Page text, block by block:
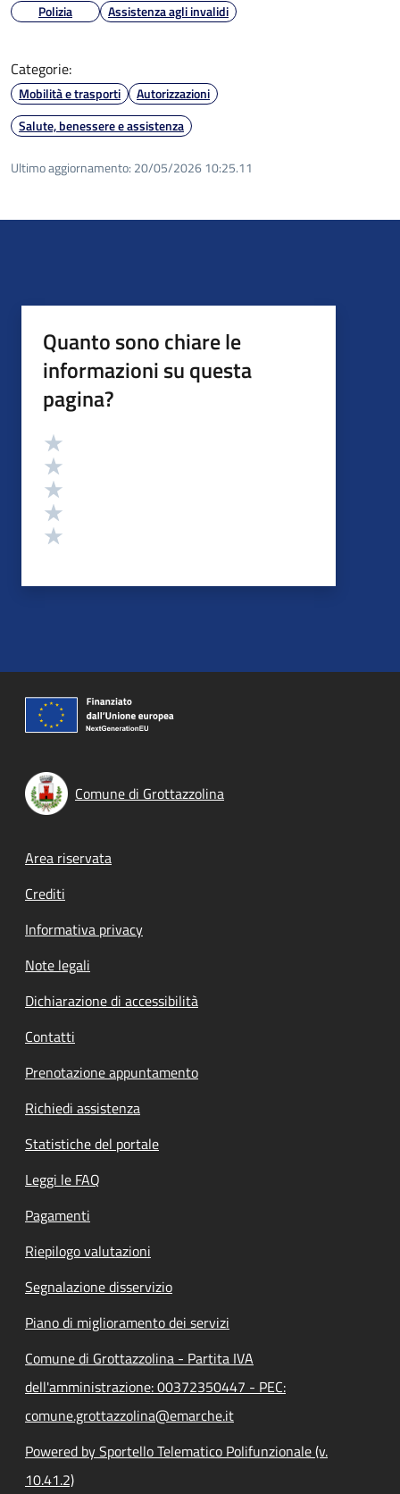
Polizia Assistenza agli invalidi
Categorie:
Mobilità e trasporti
Autorizzazioni
Salute, benessere e assistenza
Ultimo aggiornamento: 20/05/2026 10:25.11
Quanto sono chiare le
informazioni su questa
pagina?
Valutazione
Comune di Grottazzolina
Footer menu
Area riservata
Crediti
Informativa privacy
Note legali
Dichiarazione di accessibilità
Contatti
Prenotazione appuntamento
Richiedi assistenza
Statistiche del portale
Leggi le FAQ
Pagamenti
Riepilogo valutazioni
Segnalazione disservizio
Piano di miglioramento dei servizi
Comune di Grottazzolina - Partita IVA
dell'amministrazione: 00372350447 - PEC:
comune.grottazzolina@emarche.it
Powered by Sportello Telematico Polifunzionale (v.
10.41.2)